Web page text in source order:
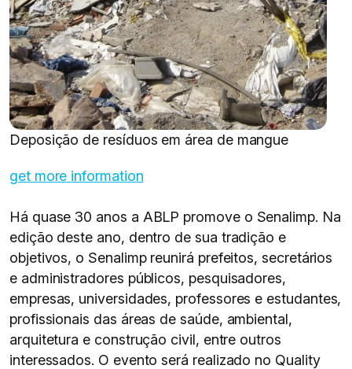
Deposição de resíduos em área de mangue
get more information
Há quase 30 anos a ABLP promove o Senalimp. Na
edição deste ano, dentro de sua tradição e
objetivos, o Senalimp reunirá prefeitos, secretários
e administradores públicos, pesquisadores,
empresas, universidades, professores e estudantes,
profissionais das áreas de saúde, ambiental,
arquitetura e construção civil, entre outros
interessados. O evento será realizado no Quality